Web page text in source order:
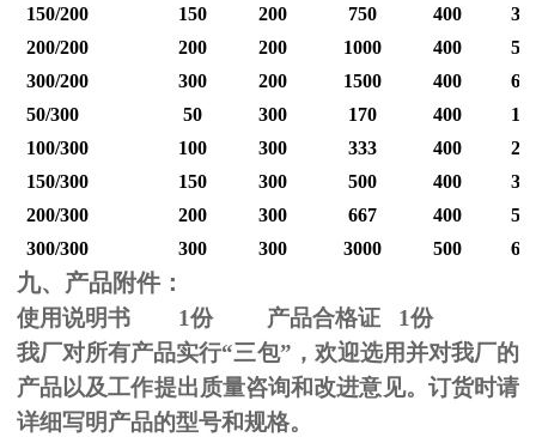
150/200
150 200 750 400
200/200
200 200 1000 400
300/200
300 200 1500 400
50/300
50 300 170 400
100/300
100 300 333 400
150/300
150 300 500 400
200/300
200 300 667 400
300/300
300 300 3000 500
九、产品附件：
使用说明书 1份 产品合格证 1份
我厂对所有产品实行“三包”，欢迎选用并对我厂的
产品以及工作提出质量咨询和改进意见。订货时请
详细写明产品的型号和规格。